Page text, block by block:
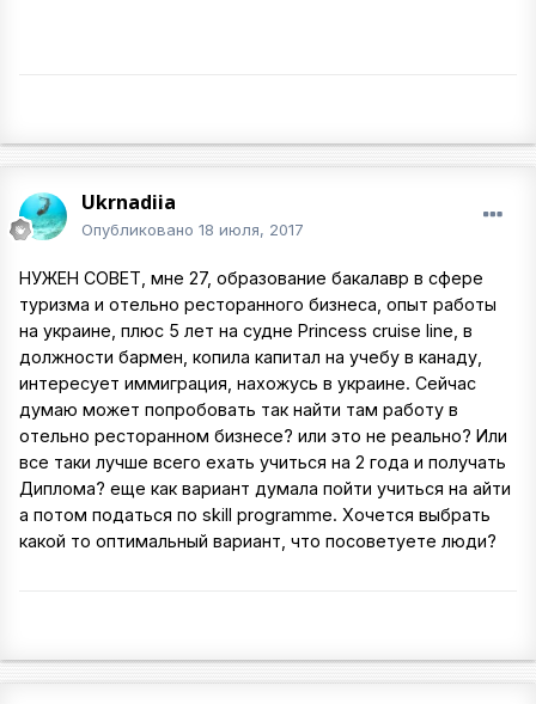
Ukrnadiia
Опубликовано 18 июля, 2017
НУЖЕН СОВЕТ, мне 27, образование бакалавр в сфере
туризма и отельно ресторанного бизнеса, опыт работы
на украине, плюс 5 лет на судне Princess cruise line, в
должности бармен, копила капитал на учебу в канаду,
интересует иммиграция, нахожусь в украине. Сейчас
думаю может попробовать так найти там работу в
отельно ресторанном бизнесе? или это не реально? Или
все таки лучше всего ехать учиться на 2 года и получать
Диплома? еще как вариант думала пойти учиться на айти
а потом податься по skill programme. Хочется выбрать
какой то оптимальный вариант, что посоветуете люди?